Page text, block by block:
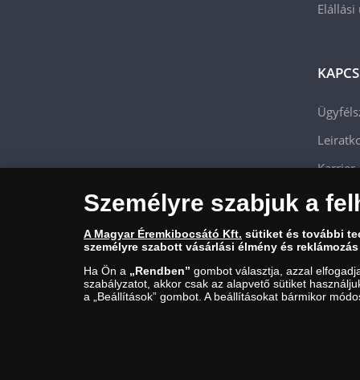
Elállási
Karrier
Személyre szabjuk a
A Magyar Éremkibocsátó Kft. sütiket és további
személyre szabott vásárlási élmény és
Ha Ön a „Rendben” gombot választja, azzal
szabályzatot, akkor csak az alapvető sütiket
a „Beállítások” gombot. A beállításokat bármikor